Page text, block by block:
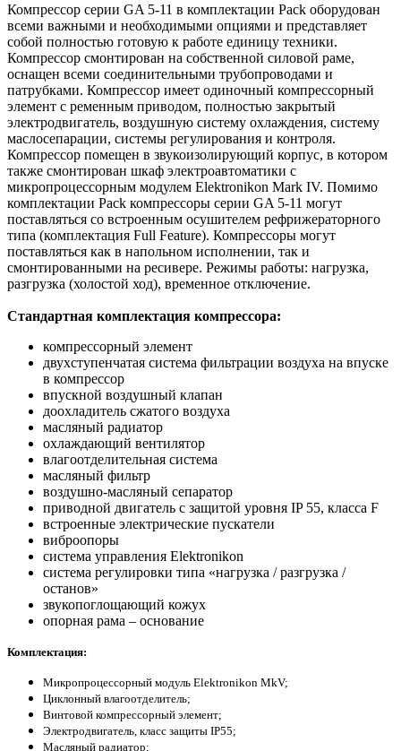
Компрессор серии GA 5-11 в комплектации Pack оборудован
всеми важными и необходимыми опциями и представляет
собой полностью готовую к работе единицу техники.
Компрессор смонтирован на собственной силовой раме,
оснащен всеми соединительными трубопроводами и
патрубками. Компрессор имеет одиночный компрессорный
элемент с ременным приводом, полностью закрытый
электродвигатель, воздушную систему охлаждения, систему
маслосепарации, системы регулирования и контроля.
Компрессор помещен в звукоизолирующий корпус, в котором
также смонтирован шкаф электроавтоматики с
микропроцессорным модулем Elektronikon Mark IV. Помимо
комплектации Pack компрессоры серии GA 5-11 могут
поставляться со встроенным осушителем рефрижераторного
типа (комплектация Full Feature). Компрессоры могут
поставляться как в напольном исполнении, так и
смонтированными на ресивере. Режимы работы: нагрузка,
разгрузка (холостой ход), временное отключение.
Стандартная комплектация компрессора:
компрессорный элемент
двухступенчатая система фильтрации воздуха на впуске
в компрессор
впускной воздушный клапан
доохладитель сжатого воздуха
масляный радиатор
охлаждающий вентилятор
влагоотделительная система
масляный фильтр
воздушно-масляный сепаратор
приводной двигатель с защитой уровня IP 55, класса F
встроенные электрические пускатели
виброопоры
система управления Elektronikon
система регулировки типа «нагрузка / разгрузка /
останов»
звукопоглощающий кожух
опорная рама – основание
Комплектация:
Микропроцессорный модуль Elektronikon MkV;
Циклонный влагоотделитель;
Винтовой компрессорный элемент;
Электродвигатель, класс защиты IP55;
Масляный радиатор;